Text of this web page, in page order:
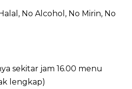
No Alcohol, No Mirin, No
sekitar jam 16.00 menu
lengkap)